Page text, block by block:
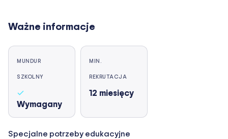
Ważne informacje
MUNDUR
SZKOLNY
Wymagany
MIN.
REKRUTACJA
12 miesięcy
Specjalne potrzeby edukacyjne